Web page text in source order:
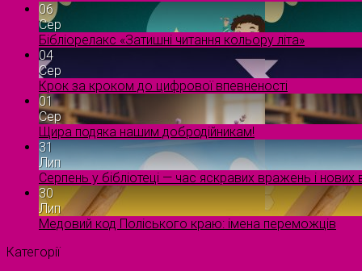
06
Сер
Бібліорелакс «Затишні читання кольору літа»
04
Сер
Крок за кроком до цифрової впевненості
01
Сер
Щира подяка нашим добродійникам!
31
Лип
Серпень у бібліотеці — час яскравих вражень і нових
30
Лип
Медовий код Поліського краю: імена переможців
Категорії